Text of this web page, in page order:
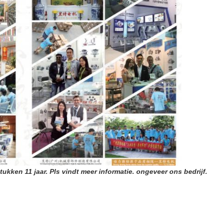
11 jaar. Pls vindt meer informatie. ongeveer ons bedrijf.